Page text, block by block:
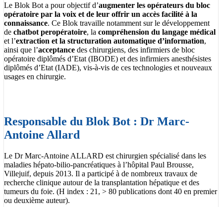
Le Blok Bot a pour objectif d’augmenter les opérateurs du bloc
opératoire par la voix et de leur offrir un accès facilité à la
connaissance. Ce Blok travaille notamment sur le développement
de chatbot peropératoire, la compréhension du langage médical
et l’extraction et la structuration automatique d’information,
ainsi que l’acceptance des chirurgiens, des infirmiers de bloc
opératoire diplômés d’Etat (IBODE) et des infirmiers anesthésistes
diplômés d’Etat (IADE), vis-à-vis de ces technologies et nouveaux
usages en chirurgie.
Responsable du Blok Bot : Dr Marc-
Antoine Allard
Le Dr Marc-Antoine ALLARD est chirurgien spécialisé dans les
maladies hépato-bilio-pancréatiques à l’hôpital Paul Brousse,
Villejuif, depuis 2013. Il a participé à de nombreux travaux de
recherche clinique autour de la transplantation hépatique et des
tumeurs du foie. (H index : 21, > 80 publications dont 40 en premier
ou deuxième auteur).